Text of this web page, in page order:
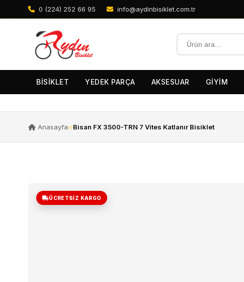
0 (224) 252 66 95 info@aydinbisiklet.com.tr
BİSİKLET YEDEK PARÇA AKSESUAR GİYİM
Anasayfa››Bisan FX 3500-TRN 7 Vites Katlanır Bisiklet
ÜCRETSIZ KARGO